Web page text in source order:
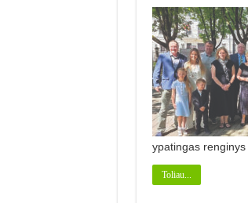
ypatingas renginys
Toliau...